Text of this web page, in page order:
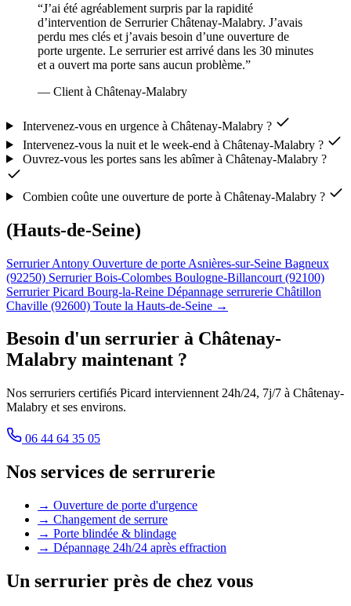
“J’ai été agréablement surpris par la rapidité
d’intervention de Serrurier Châtenay-Malabry. J’avais
perdu mes clés et j’avais besoin d’une ouverture de
porte urgente. Le serrurier est arrivé dans les 30 minutes
et a ouvert ma porte sans aucun problème.”
— Client à Châtenay-Malabry
Intervenez-vous en urgence à Châtenay-Malabry ?
Intervenez-vous la nuit et le week-end à Châtenay-Malabry ?
Ouvrez-vous les portes sans les abîmer à Châtenay-Malabry ?
Combien coûte une ouverture de porte à Châtenay-Malabry ?
(Hauts-de-Seine)
Serrurier Antony Ouverture de porte Asnières-sur-Seine Bagneux
(92250) Serrurier Bois-Colombes Boulogne-Billancourt (92100)
Serrurier Picard Bourg-la-Reine Dépannage serrurerie Châtillon
Chaville (92600) Toute la Hauts-de-Seine →
Besoin d'un serrurier à Châtenay-
Malabry maintenant ?
Nos serruriers certifiés Picard interviennent 24h/24, 7j/7 à Châtenay-
Malabry et ses environs.
06 44 64 35 05
Nos services de serrurerie
→ Ouverture de porte d'urgence
→ Changement de serrure
→ Porte blindée & blindage
→ Dépannage 24h/24 après effraction
Un serrurier près de chez vous